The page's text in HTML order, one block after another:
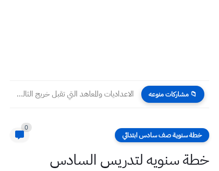
📁 مشاركات منوعه الاعداديات والمعاهد التي تقبل خريج الثالث متوسط 2023 / 2024
خطة سنوية صف سادس ابتدائي
0
خطة سنويه لتدريس السادس